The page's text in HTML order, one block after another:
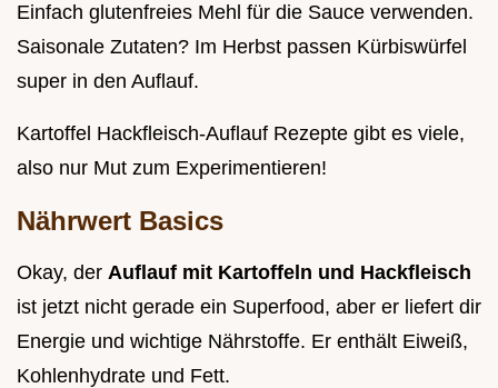
Einfach glutenfreies Mehl für die Sauce verwenden.
Saisonale Zutaten? Im Herbst passen Kürbiswürfel
super in den Auflauf.
Kartoffel Hackfleisch-Auflauf Rezepte gibt es viele,
also nur Mut zum Experimentieren!
Nährwert Basics
Okay, der Auflauf mit Kartoffeln und Hackfleisch
ist jetzt nicht gerade ein Superfood, aber er liefert dir
Energie und wichtige Nährstoffe. Er enthält Eiweiß,
Kohlenhydrate und Fett.